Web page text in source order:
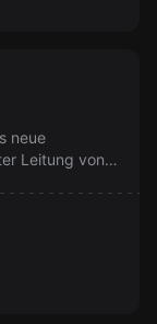
neue
Leitung von
wo deine